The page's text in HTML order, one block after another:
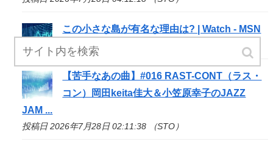
この小さな島が有名な理由は? | Watch - MSN
投稿日 2026年7月28日 02:30:09 （STO）
【苦手なあの曲】#016 RAST-CONT（ラス・
コン）岡田keita佳大＆小笠原幸子のJAZZ
JAM ...
投稿日 2026年7月28日 02:11:38 （STO）